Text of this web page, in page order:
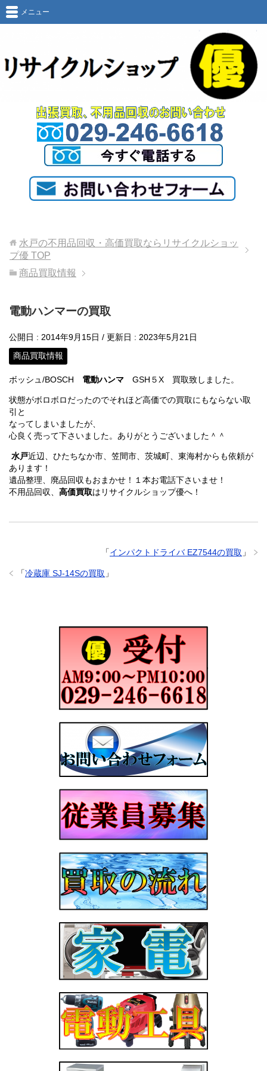
メニュー
水戸の不用品回収・高価買取ならリサイクルショッ
プ優 TOP
商品買取情報
電動ハンマーの買取
公開日 : 2014年9月15日 / 更新日 : 2023年5月21日
商品買取情報
ボッシュ/BOSCH 電動ハンマ GSH５X 買取致しました。
状態がボロボロだったのでそれほど高価での買取にもならない取
引と
なってしまいましたが、
心良く売って下さいました。ありがとうございました＾＾
水戸近辺、ひたちなか市、笠間市、茨城町、東海村からも依頼が
あります！
遺品整理、廃品回収もおまかせ！１本お電話下さいませ！
不用品回収、 高価買取はリサイクルショップ優へ！
「インパクトドライバ EZ7544の買取 」
「冷蔵庫 SJ-14Sの買取 」